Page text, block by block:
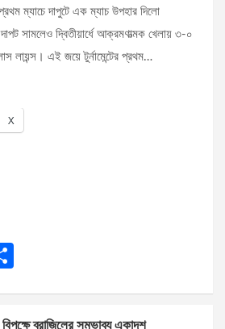
ম্যাচে দাপুটে এক ম্যাচ উপহার দিলো
সামলেও দ্বিতীয়ার্ধে আক্রমণাত্মক খেলায় ৩-০
লায়ন্স। এই জয়ে টুর্নামেন্টের প্রথম…
X
ব্রাজিলের সম্ভাব্য একাদশ